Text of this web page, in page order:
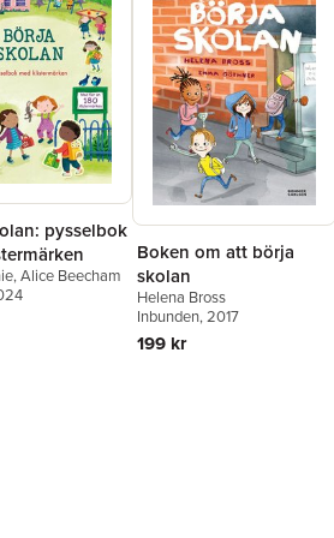
pysselbok
,Alice Beecham
Boken om att börja
skolan
Helena Bross
Inbunden, 2017
199 kr